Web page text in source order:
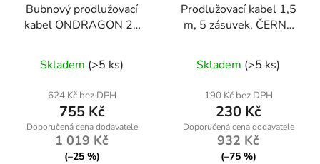
Bubnový prodlužovací
kabel ONDRAGON 25
4 zásuvky, blokace
odvinutí
Skladem (>5 ks)
624 Kč bez DPH
755 Kč
1 019 Kč
(–25 %)
Prodlužovací kabel 1,5
m, 5 zásuvek, ČERNÝ
hodnocení
produktu
je
5,0
z
Skladem (>5 ks)
190 Kč bez DPH
230 Kč
932 Kč
(–75 %)